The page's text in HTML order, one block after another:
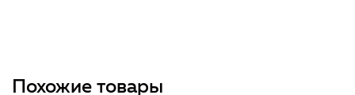
Похожие товары